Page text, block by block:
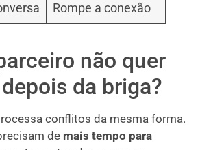
Rompe a conexão
não quer
da briga?
conflitos da mesma forma.
de mais tempo para